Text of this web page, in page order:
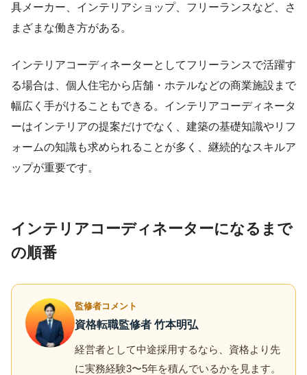
具メーカー、インテリアショップ、フリーランスなど、さ
まざまな働き方がある。
インテリアコーディネーターとしてフリーランスで活躍す
る場合は、個人住宅から店舗・ホテルなどの商業施設まで
幅広く手がけることもできる。インテリアコーディネータ
ーはインテリアの提案だけでなく、建築の基礎知識やリフ
ォームの知識も求められることが多く、継続的なスキルア
ップが重要です。
インテリアコーディネーターになるまで
の順番
監修者コメント
資格転職監修者 竹本明弘
経営者として中途採用するなら、資格より先
に実務経験3〜5年を積んでいるかを見ます。